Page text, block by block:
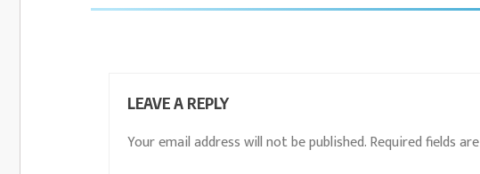
LEAVE A REPLY
Your email address will not be published.Required fields